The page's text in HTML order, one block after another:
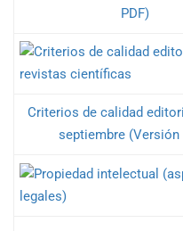
PDF)
Criterios de calidad
septiembre (Versión